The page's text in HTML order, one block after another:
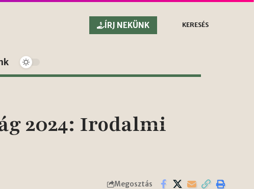
ÍRJ NEKÜNK
KERESÉS
2024: Irodalmi
Megosztás